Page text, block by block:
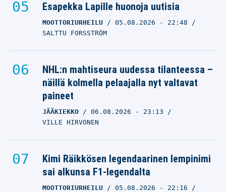
Esapekka Lapille huonoja uutisia
MOOTTORIURHEILU 05.08.2026 - 22:48
SALTTU FORSSTRÖM
NHL:n mahtiseura uudessa tilanteessa –
näillä kolmella pelaajalla nyt valtavat
paineet
JÄÄKIEKKO 06.08.2026 - 23:13
VILLE HIRVONEN
Kimi Räikkösen legendaarinen lempinimi
sai alkunsa F1-legendalta
MOOTTORIURHEILU 05.08.2026 - 22:16